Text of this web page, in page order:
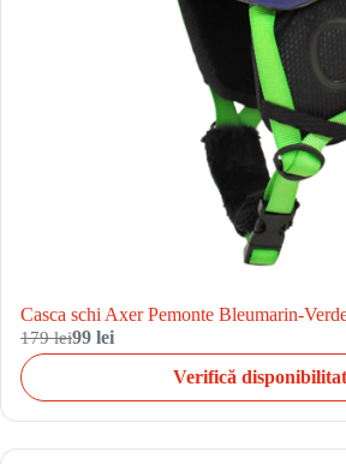
Casca schi Axer Pemonte Bleumarin-
179 lei99 lei
Verifică